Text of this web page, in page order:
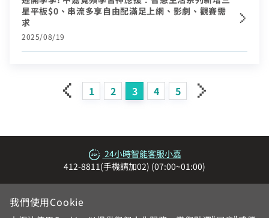
星平板$0、串流多享自由配滿足上網、影劇、觀賽需
求
2025/08/19
page1 2 3 4 5 page
24小時智能客服小嘉
412-8811(手機請加02) (07:00~01:00)
我們使用Cookie